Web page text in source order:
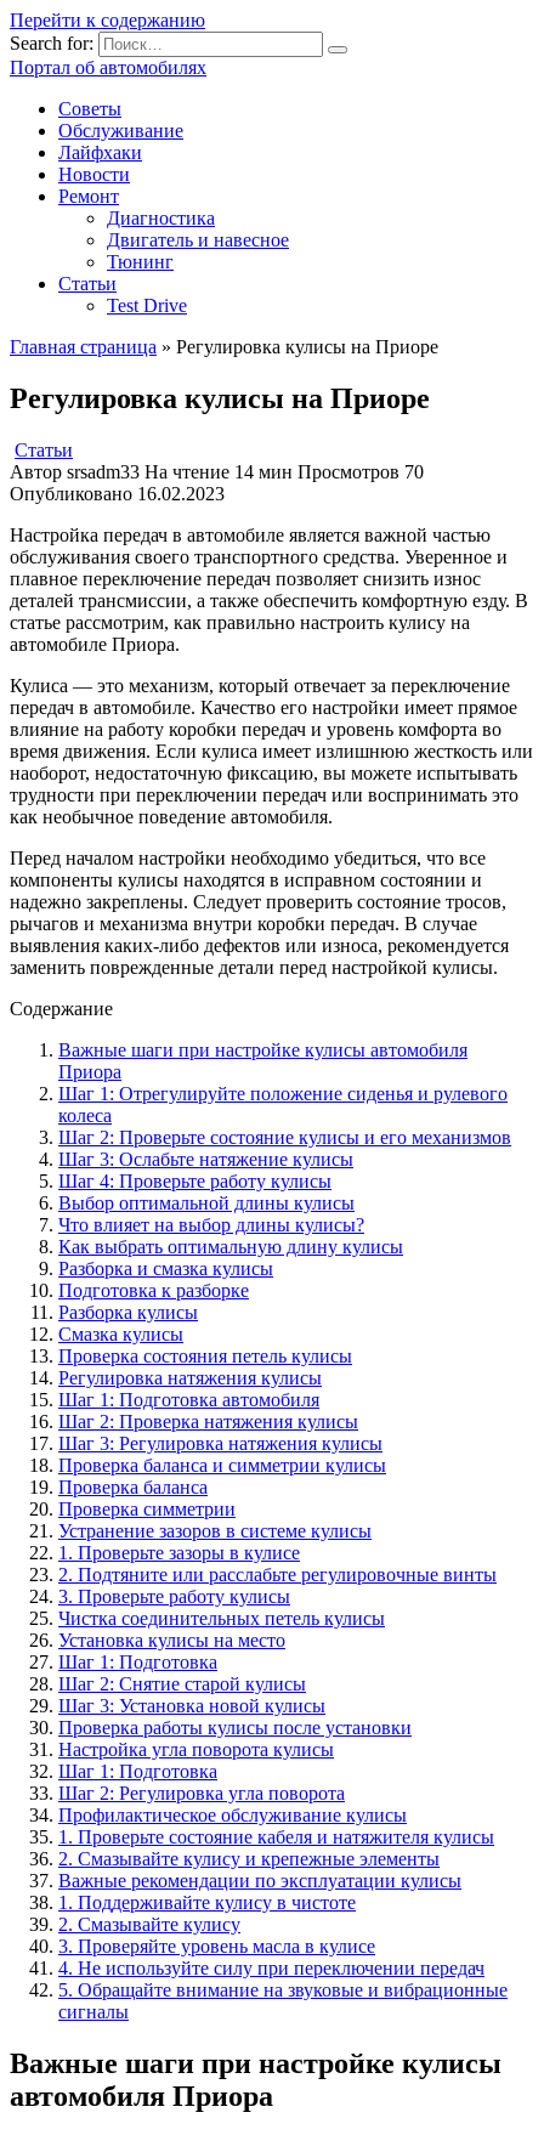
Перейти к содержанию
Search for:
Портал об автомобилях
Советы
Обслуживание
Лайфхаки
Новости
Ремонт
Диагностика
Двигатель и навесное
Тюнинг
Статьи
Test Drive
Главная страница » Регулировка кулисы на Приоре
Регулировка кулисы на Приоре
Статьи
Автор srsadm33 На чтение 14 мин Просмотров 70
Опубликовано 16.02.2023
Настройка передач в автомобиле является важной частью
обслуживания своего транспортного средства. Уверенное и
плавное переключение передач позволяет снизить износ
деталей трансмиссии, а также обеспечить комфортную езду. В
статье рассмотрим, как правильно настроить кулису на
автомобиле Приора.
Кулиса — это механизм, который отвечает за переключение
передач в автомобиле. Качество его настройки имеет прямое
влияние на работу коробки передач и уровень комфорта во
время движения. Если кулиса имеет излишнюю жесткость или
наоборот, недостаточную фиксацию, вы можете испытывать
трудности при переключении передач или воспринимать это
как необычное поведение автомобиля.
Перед началом настройки необходимо убедиться, что все
компоненты кулисы находятся в исправном состоянии и
надежно закреплены. Следует проверить состояние тросов,
рычагов и механизма внутри коробки передач. В случае
выявления каких-либо дефектов или износа, рекомендуется
заменить поврежденные детали перед настройкой кулисы.
Содержание
Важные шаги при настройке кулисы автомобиля
Приора
Шаг 1: Отрегулируйте положение сиденья и рулевого
колеса
Шаг 2: Проверьте состояние кулисы и его механизмов
Шаг 3: Ослабьте натяжение кулисы
Шаг 4: Проверьте работу кулисы
Выбор оптимальной длины кулисы
Что влияет на выбор длины кулисы?
Как выбрать оптимальную длину кулисы
Разборка и смазка кулисы
Подготовка к разборке
Разборка кулисы
Смазка кулисы
Проверка состояния петель кулисы
Регулировка натяжения кулисы
Шаг 1: Подготовка автомобиля
Шаг 2: Проверка натяжения кулисы
Шаг 3: Регулировка натяжения кулисы
Проверка баланса и симметрии кулисы
Проверка баланса
Проверка симметрии
Устранение зазоров в системе кулисы
1. Проверьте зазоры в кулисе
2. Подтяните или расслабьте регулировочные винты
3. Проверьте работу кулисы
Чистка соединительных петель кулисы
Установка кулисы на место
Шаг 1: Подготовка
Шаг 2: Снятие старой кулисы
Шаг 3: Установка новой кулисы
Проверка работы кулисы после установки
Настройка угла поворота кулисы
Шаг 1: Подготовка
Шаг 2: Регулировка угла поворота
Профилактическое обслуживание кулисы
1. Проверьте состояние кабеля и натяжителя кулисы
2. Смазывайте кулису и крепежные элементы
Важные рекомендации по эксплуатации кулисы
1. Поддерживайте кулису в чистоте
2. Смазывайте кулису
3. Проверяйте уровень масла в кулисе
4. Не используйте силу при переключении передач
5. Обращайте внимание на звуковые и вибрационные
сигналы
Важные шаги при настройке кулисы
автомобиля Приора